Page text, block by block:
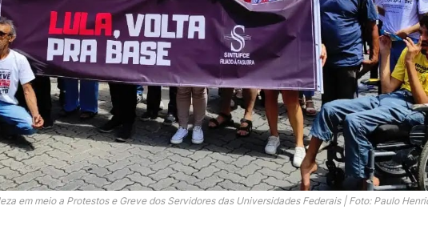
em meio a Protestos e Greve dos Servidores das Universidades Federais | Foto: Paulo